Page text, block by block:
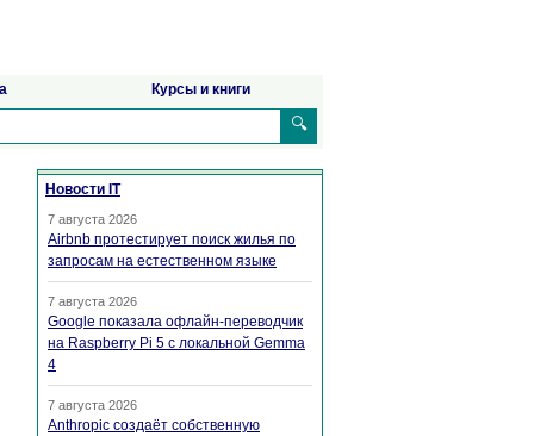
Курсы и книги
🔍
Новости IT
7 августа 2026
Airbnb протестирует поиск жилья по
запросам на естественном языке
7 августа 2026
Google показала офлайн-переводчик
на Raspberry Pi 5 с локальной Gemma
4
7 августа 2026
Anthropic создаёт собственную